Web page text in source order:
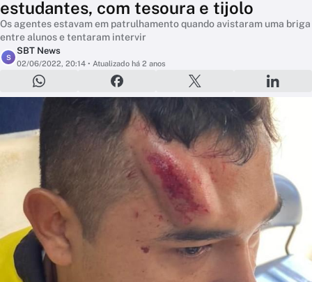
estudantes, com tesoura e tijolo
Os agentes estavam em patrulhamento quando avistaram uma briga
entre alunos e tentaram intervir
S
SBT News
02/06/2022, 20:14 • Atualizado há 2 anos